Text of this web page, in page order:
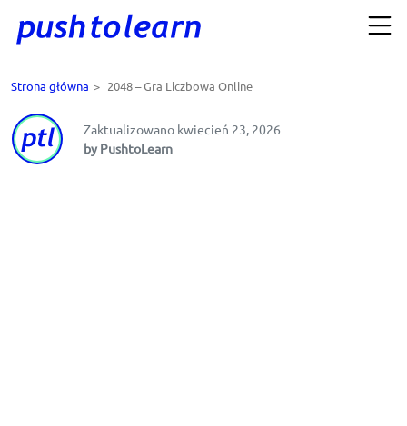
Strona główna > 2048 – Gra Liczbowa Online
Zaktualizowano kwiecień 23, 2026
by PushtoLearn